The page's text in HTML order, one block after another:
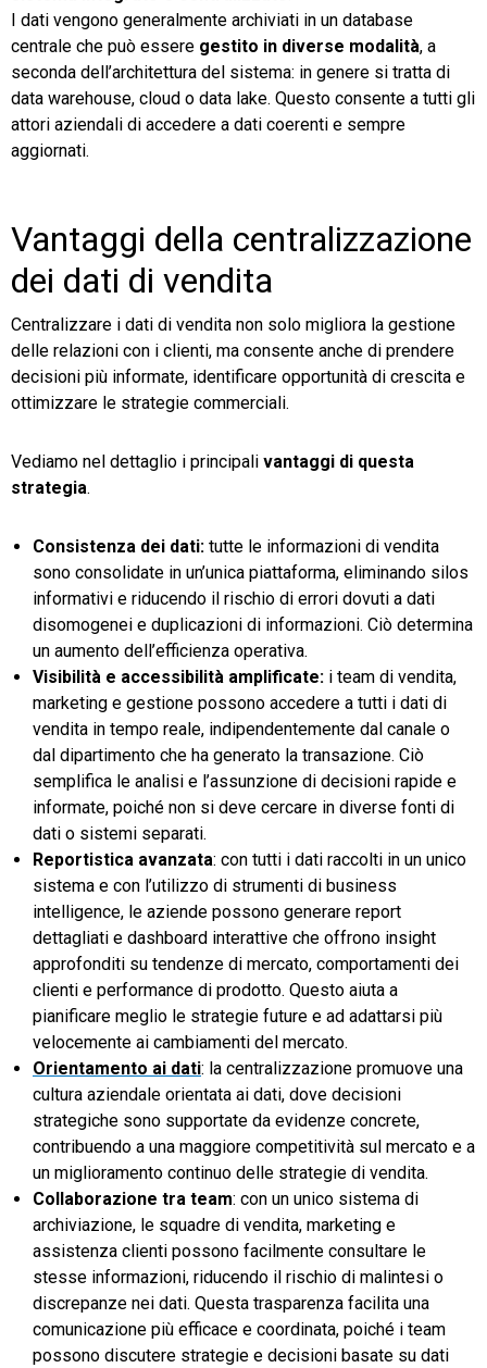
I dati vengono generalmente archiviati in un database
centrale che può essere gestito in diverse modalità, a
seconda dell’architettura del sistema: in genere si tratta di
data warehouse, cloud o data lake. Questo consente a tutti gli
attori aziendali di accedere a dati coerenti e sempre
aggiornati.
Vantaggi della centralizzazione
dei dati di vendita
Centralizzare i dati di vendita non solo migliora la gestione
delle relazioni con i clienti, ma consente anche di prendere
decisioni più informate, identificare opportunità di crescita e
ottimizzare le strategie commerciali.
Vediamo nel dettaglio i principali vantaggi di questa
strategia.
Consistenza dei dati: tutte le informazioni di vendita
sono consolidate in un’unica piattaforma, eliminando silos
informativi e riducendo il rischio di errori dovuti a dati
disomogenei e duplicazioni di informazioni. Ciò determina
un aumento dell’efficienza operativa.
Visibilità e accessibilità amplificate: i team di vendita,
marketing e gestione possono accedere a tutti i dati di
vendita in tempo reale, indipendentemente dal canale o
dal dipartimento che ha generato la transazione. Ciò
semplifica le analisi e l’assunzione di decisioni rapide e
informate, poiché non si deve cercare in diverse fonti di
dati o sistemi separati.
Reportistica avanzata: con tutti i dati raccolti in un unico
sistema e con l’utilizzo di strumenti di business
intelligence, le aziende possono generare report
dettagliati e dashboard interattive che offrono insight
approfonditi su tendenze di mercato, comportamenti dei
clienti e performance di prodotto. Questo aiuta a
pianificare meglio le strategie future e ad adattarsi più
velocemente ai cambiamenti del mercato.
Orientamento ai dati: la centralizzazione promuove una
cultura aziendale orientata ai dati, dove decisioni
strategiche sono supportate da evidenze concrete,
contribuendo a una maggiore competitività sul mercato e a
un miglioramento continuo delle strategie di vendita.
Collaborazione tra team: con un unico sistema di
archiviazione, le squadre di vendita, marketing e
assistenza clienti possono facilmente consultare le
stesse informazioni, riducendo il rischio di malintesi o
discrepanze nei dati. Questa trasparenza facilita una
comunicazione più efficace e coordinata, poiché i team
possono discutere strategie e decisioni basate su dati